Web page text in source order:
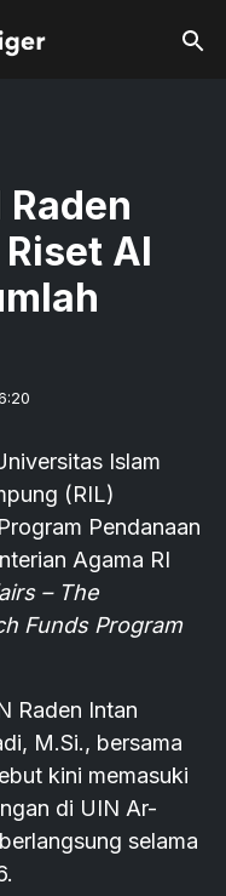
AI
Islam
(RIL)
Pendanaan
Agama RI
– The
Funds Program
Raden Intan
M.Si., bersama
kini memasuki
di UIN Ar-
selama